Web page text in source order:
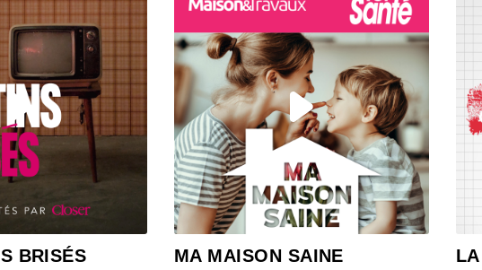
S12E142: L'actu auto du
S12E140: L'actu auto du
00:04:05 - IL Y A 6 ANS
S12E139: L'actu auto du
00:03:46 - IL Y A 6 ANS
BRISÉS MA MAISON SAINE